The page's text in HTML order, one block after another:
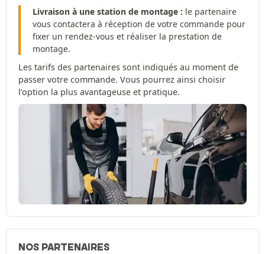
Livraison à une station de montage : le partenaire
vous contactera à réception de votre commande pour
fixer un rendez-vous et réaliser la prestation de
montage.
Les tarifs des partenaires sont indiqués au moment de
passer votre commande. Vous pourrez ainsi choisir
l’option la plus avantageuse et pratique.
NOS PARTENAIRES